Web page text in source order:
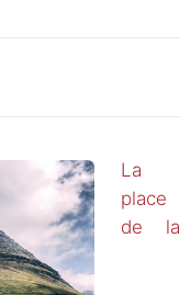
La
place
de la